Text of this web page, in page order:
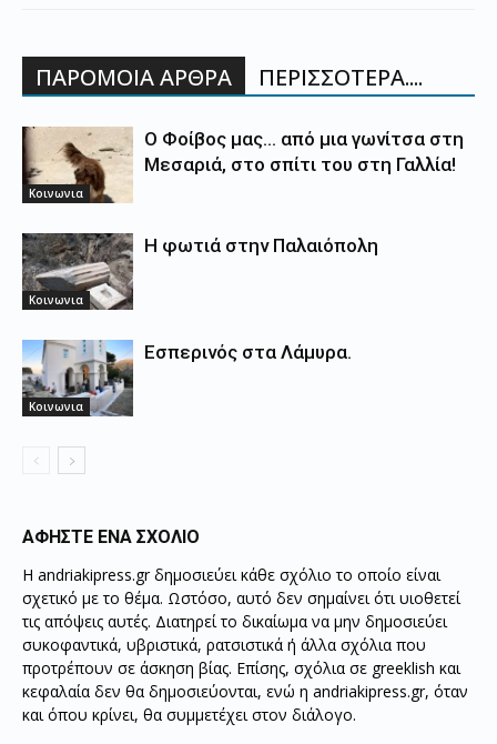
ΠΑΡΟΜΟΙΑ ΑΡΘΡΑ ΠΕΡΙΣΣΟΤΕΡΑ....
Κοινωνια
Ο Φοίβος μας… από μια γωνίτσα στη
Μεσαριά, στο σπίτι του στη Γαλλία!
Κοινωνια
Η φωτιά στην Παλαιόπολη
Κοινωνια
Εσπερινός στα Λάμυρα.
ΑΦΗΣΤΕ ΕΝΑ ΣΧΟΛΙΟ
Η andriakipress.gr δημοσιεύει κάθε σχόλιο το οποίο είναι
σχετικό με το θέμα. Ωστόσο, αυτό δεν σημαίνει ότι υιοθετεί
τις απόψεις αυτές. Διατηρεί το δικαίωμα να μην δημοσιεύει
συκοφαντικά, υβριστικά, ρατσιστικά ή άλλα σχόλια που
προτρέπουν σε άσκηση βίας. Επίσης, σχόλια σε greeklish και
κεφαλαία δεν θα δημοσιεύονται, ενώ η andriakipress.gr, όταν
και όπου κρίνει, θα συμμετέχει στον διάλογο.